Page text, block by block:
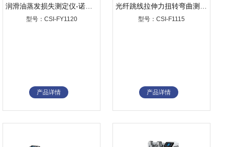
型号：CSI-FY1120
产品详情
型号：CSI-F1115
产品详情